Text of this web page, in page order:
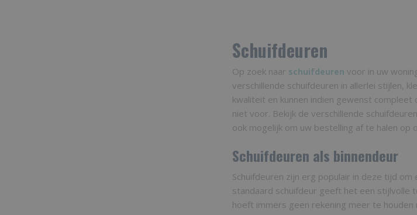
Schuifdeuren
Op zoek naar schuifdeuren voor in uw
verschillende schuifdeuren in allerlei stijlen,
kwaliteit en kunnen indien gewenst compleet
niet voor. Bekijk de verschillende
ook mogelijk om uw bestelling af te halen op
Schuifdeuren als binnendeur
Schuifdeuren zijn erg populair in deze tijd
standaard schuifdeur geeft het een stijlvolle
hoeft immers geen rekening meer te